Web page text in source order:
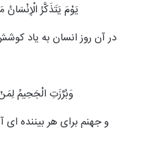
یَوْمَ یَتَذَکَّرُ الْإِنْسَانُ
در آن روز انسان به یاد
وَبُرِّزَتِ الْجَحِیمُ لِمَنْ
و جهنم برای هر بیننده‏ ای